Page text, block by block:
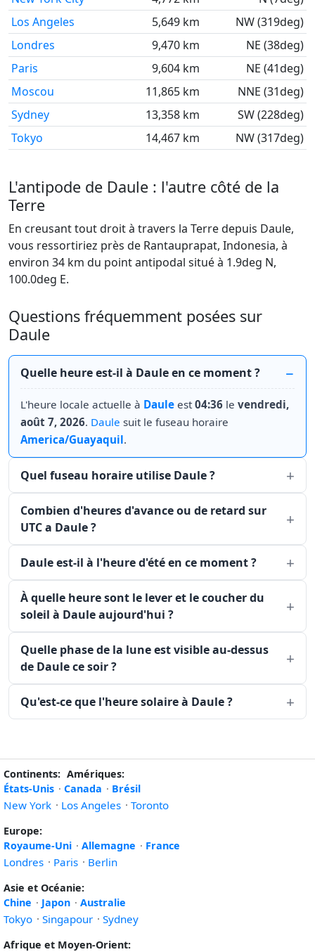
Los Angeles
5,649 km
NW (319deg)
Londres
9,470 km
NE (38deg)
Paris
9,604 km
NE (41deg)
Moscou
11,865 km
NNE (31deg)
Sydney
13,358 km
SW (228deg)
Tokyo
14,467 km NW (317deg)
L'antipode de Daule : l'autre côté de la
Terre
En creusant tout droit à travers la Terre depuis Daule,
vous ressortiriez près de Rantauprapat, Indonesia, à
environ 34 km du point antipodal situé à 1.9deg N,
100.0deg E.
Questions fréquemment posées sur
Daule
Quelle heure est-il à Daule en ce moment ?
L'heure locale actuelle à Daule est04:36 le vendredi,
août 7, 2026. Daule suit le fuseau horaire
America/Guayaquil.
Quel fuseau horaire utilise Daule ?
Combien d'heures d'avance ou de retard sur
UTC a Daule ?
Daule est-il à l'heure d'été en ce moment ?
À quelle heure sont le lever et le coucher du
soleil à Daule aujourd'hui ?
Quelle phase de la lune est visible au-dessus
de Daule ce soir ?
Qu'est-ce que l'heure solaire à Daule ?
Continents: Amériques:
États-Unis · Canada · Brésil
New York · Los Angeles · Toronto
Europe:
Royaume-Uni · Allemagne · France
Londres · Paris · Berlin
Asie et Océanie:
Chine · Japon · Australie
Tokyo · Singapour · Sydney
Afrique et Moyen-Orient: